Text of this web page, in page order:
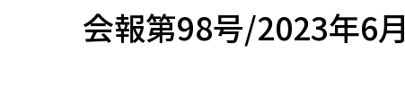
会報第98号/2023年6月